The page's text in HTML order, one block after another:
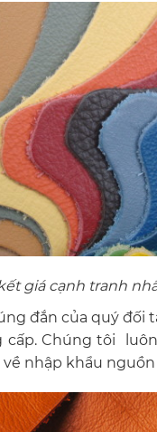
giá cạnh tranh
đắn của quý
Chúng tôi
nhập khẩu